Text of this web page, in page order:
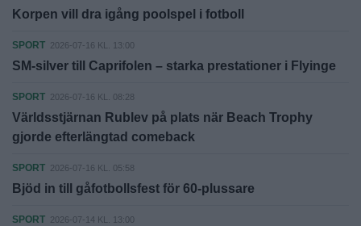
Korpen vill dra igång poolspel i fotboll
SPORT 2026-07-16 KL. 13:00
SM-silver till Caprifolen – starka prestationer i Flyinge
SPORT 2026-07-16 KL. 08:28
Världsstjärnan Rublev på plats när Beach Trophy
gjorde efterlängtad comeback
SPORT 2026-07-16 KL. 05:58
Bjöd in till gåfotbollsfest för 60-plussare
SPORT 2026-07-14 KL. 13:00